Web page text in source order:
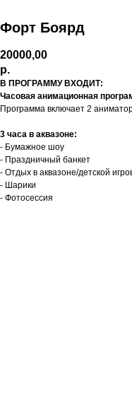
Форт Боярд
20000,00
р.
В ПРОГРАММУ ВХОДИТ:
Часовая анимационная
Программа включает 2
3 часа в аквазоне:
- Бумажное шоу
- Праздничный банкет
- Отдых в аквазоне/детской
- Шарики
- Фотосессия